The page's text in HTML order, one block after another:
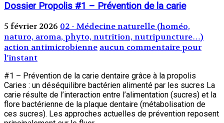
Dossier Propolis #1 – Prévention de la carie
5 février 2026 02 - Médecine naturelle (homéo,
naturo, aroma, phyto, nutrition, nutripuncture…)
action antimicrobienne aucun commentaire pour
l'instant
#1 – Prévention de la carie dentaire grâce à la propolis
Caries : un déséquilibre bactérien alimenté par les sucres La
carie résulte de l’interaction entre l’alimentation (sucres) et la
flore bactérienne de la plaque dentaire (métabolisation de
ces sucres). Les approches actuelles de prévention reposent